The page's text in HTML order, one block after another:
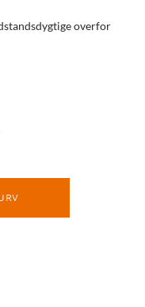
overfor